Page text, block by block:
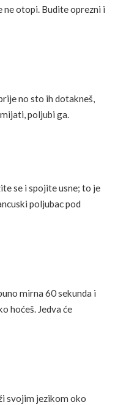
ne otopi. Budite oprezni i
no sto ih dotakneš,
poljubi ga.
se i spojite usne; to je
poljubac pod
mirna 60 sekunda i
hoćeš. Jedva će
svojim jezikom oko